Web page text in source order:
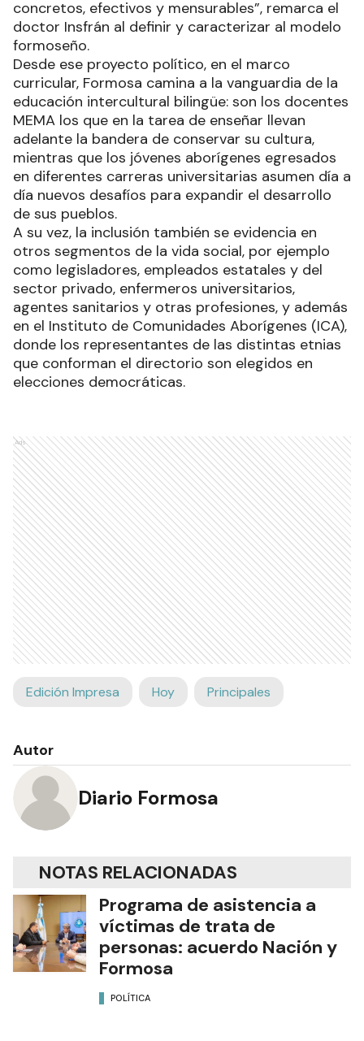
concretos, efectivos y mensurables”, remarca el
doctor Insfrán al definir y caracterizar al modelo
formoseño.
Desde ese proyecto político, en el marco
curricular, Formosa camina a la vanguardia de la
educación intercultural bilingüe: son los docentes
MEMA los que en la tarea de enseñar llevan
adelante la bandera de conservar su cultura,
mientras que los jóvenes aborígenes egresados
en diferentes carreras universitarias asumen día a
día nuevos desafíos para expandir el desarrollo
de sus pueblos.
A su vez, la inclusión también se evidencia en
otros segmentos de la vida social, por ejemplo
como legisladores, empleados estatales y del
sector privado, enfermeros universitarios,
agentes sanitarios y otras profesiones, y además
en el Instituto de Comunidades Aborígenes (ICA),
donde los representantes de las distintas etnias
que conforman el directorio son elegidos en
elecciones democráticas.
Ads
Edición Impresa Hoy Principales
Autor
Diario Formosa
NOTAS RELACIONADAS
Programa de asistencia a
víctimas de trata de
personas: acuerdo Nación y
Formosa
POLÍTICA